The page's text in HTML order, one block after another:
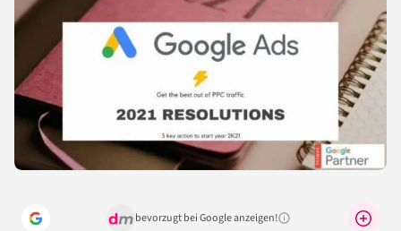
bevorzugt bei Google anzeigen!Warum lohnt sich das?